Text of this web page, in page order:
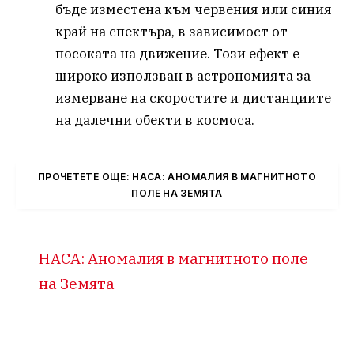
бъде изместена към червения или синия
край на спектъра, в зависимост от
посоката на движение. Този ефект е
широко използван в астрономията за
измерване на скоростите и дистанциите
на далечни обекти в космоса.
ПРОЧЕТЕТЕ ОЩЕ: НАСА: АНОМАЛИЯ В МАГНИТНОТО
ПОЛЕ НА ЗЕМЯТА
НАСА: Аномалия в магнитното поле
на Земята